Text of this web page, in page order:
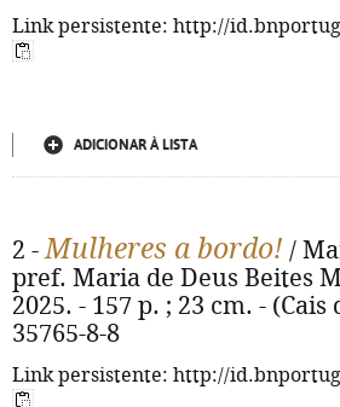
Link persistente: http://
ADICIONAR À LISTA
2 -Mulheres a bordo! /
pref. Maria de Deus Beites
2025. - 157 p. ; 23 cm. -
35765-8-8
Link persistente: http://